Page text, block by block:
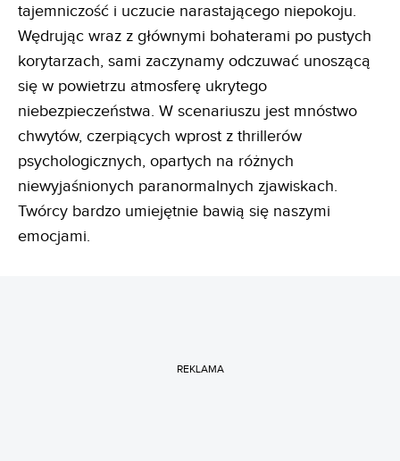
tajemniczość i uczucie narastającego niepokoju.
Wędrując wraz z głównymi bohaterami po pustych
korytarzach, sami zaczynamy odczuwać unoszącą
się w powietrzu atmosferę ukrytego
niebezpieczeństwa. W scenariuszu jest mnóstwo
chwytów, czerpiących wprost z thrillerów
psychologicznych, opartych na różnych
niewyjaśnionych paranormalnych zjawiskach.
Twórcy bardzo umiejętnie bawią się naszymi
emocjami.
REKLAMA